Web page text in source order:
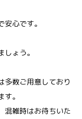
心です。
ょう。
多数ご用意しており
。
混雑時はお待ちいた